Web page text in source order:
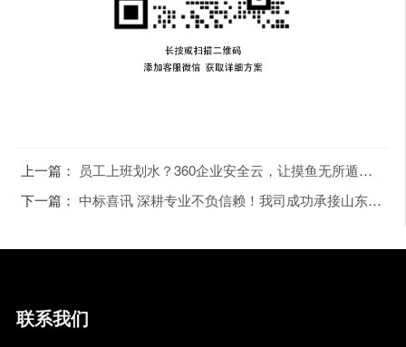
上一篇：
员工上班划水？360企业安全云，让摸鱼无所遁形！
下一篇：中标喜讯 深耕专业不负信赖！我司成功承接山东省立医院信息化建设项目
联系我们